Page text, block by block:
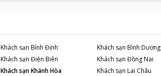
Khách sạn Bình Định Khách sạn Bình Dương
Khách sạn Điện Biên Khách sạn Đồng Nai
Khách sạnKhánh Hòa Khách sạn Lai Châu